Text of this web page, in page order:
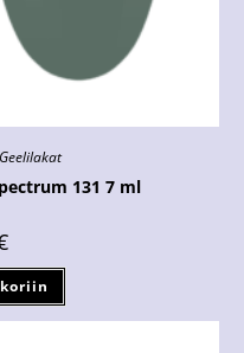
Geelilakat
131 7 ml